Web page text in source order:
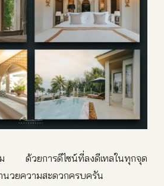
ด้วยการดีไซน์ที่ลงดีเทลในทุกจุด
นวยความสะดวกครบครัน